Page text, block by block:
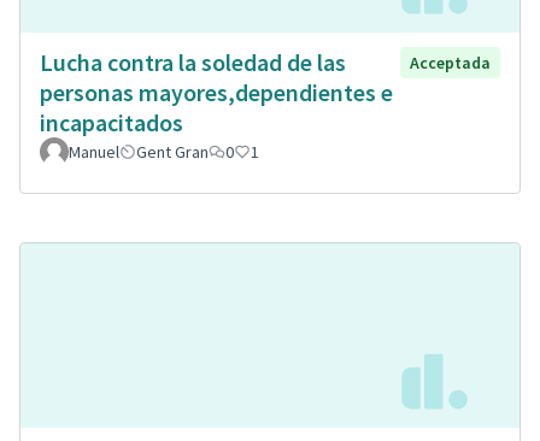
Lucha contra la soledad de las
personas mayores,dependientes e
incapacitados
Acceptada
Manuel Gent Gran 0 1